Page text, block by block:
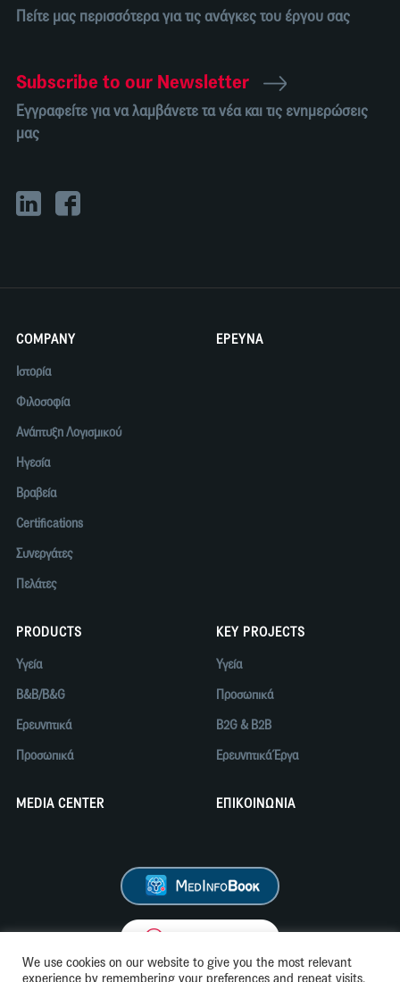
Πείτε μας περισσότερα για τις ανάγκες του έργου σας
Subscribe to our Newsletter
Εγγραφείτε για να λαμβάνετε τα νέα και τις ενημερώσεις
μας
COMPANY
Ιστορία
Φιλοσοφία
Ανάπτυξη Λογισμικού
Ηγεσία
Βραβεία
Certifications
Συνεργάτες
Πελάτες
ΕΡΕΥΝΑ
PRODUCTS
Υγεία
B&B/B&G
Ερευνητικά
Προσωπικά
KEY PROJECTS
Υγεία
Προσωπικά
B2G & B2B
Ερευνητικά Έργα
MEDIA CENTER ΕΠΙΚΟΙΝΩΝΙΑ
We use cookies on our website to give you the most relevant
experience by remembering your preferences and repeat visits.